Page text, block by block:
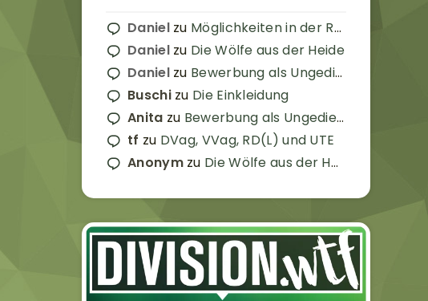
Danielzu Möglichkeiten in der Reserve
Danielzu Die Wölfe aus der Heide
Danielzu Bewerbung als Ungedienter
Buschizu Die Einkleidung
Anita zu Bewerbung als Ungedienter
tf zu DVag, VVag, RD(L) und UTE
Anonymzu Die Wölfe aus der Heide